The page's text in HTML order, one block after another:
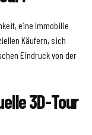
eine Immobilie
Käufern, sich
Eindruck von der
3D-Tour